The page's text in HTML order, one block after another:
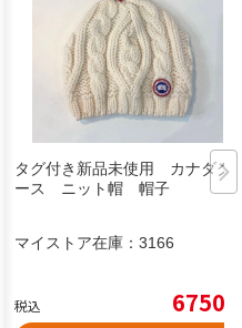
タグ付き新品未使用 カナダグ
ース ニット帽 帽子
マイストア在庫： 3166
税込 6750